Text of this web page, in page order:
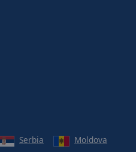
Serbia Moldova